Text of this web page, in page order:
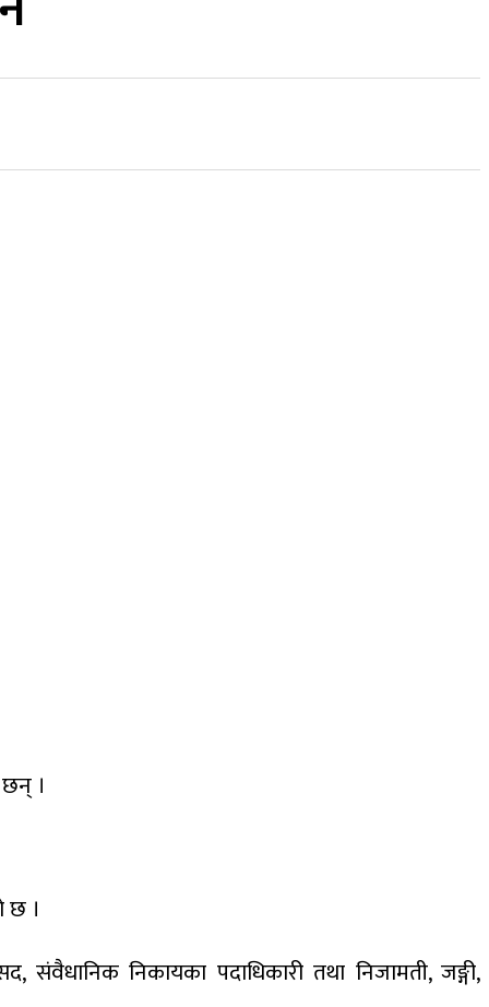
।
छ ।
संवैधानिक निकायका पदाधिकारी तथा निजामती, जङ्गी,